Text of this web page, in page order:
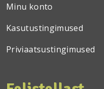
Minu konto
Kasutustingimused
Priviaatsustingimused